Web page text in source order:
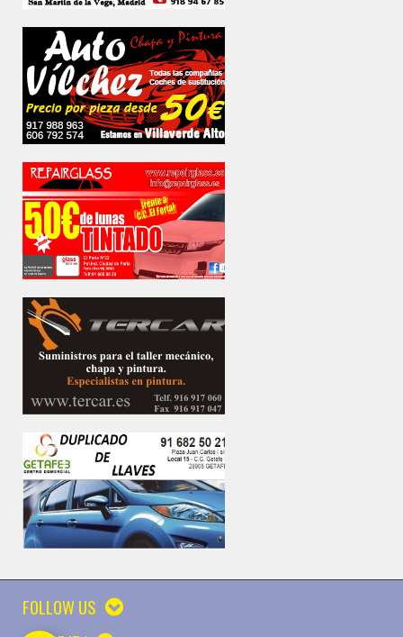
FOLLOW US